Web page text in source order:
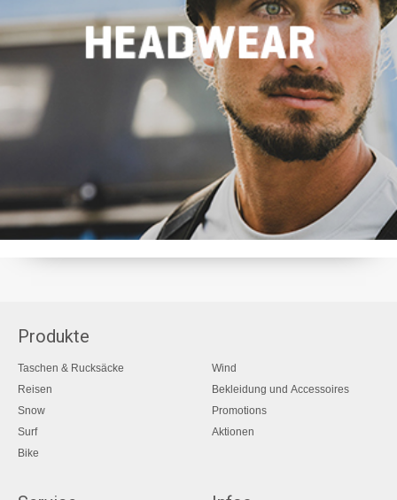
Produkte
Taschen & Rucksäcke
Reisen
Snow
Surf
Bike
Wind
Bekleidung und Accessoires
Promotions
Aktionen